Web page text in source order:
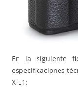
En la siguiente
especificaciones
X-E1: